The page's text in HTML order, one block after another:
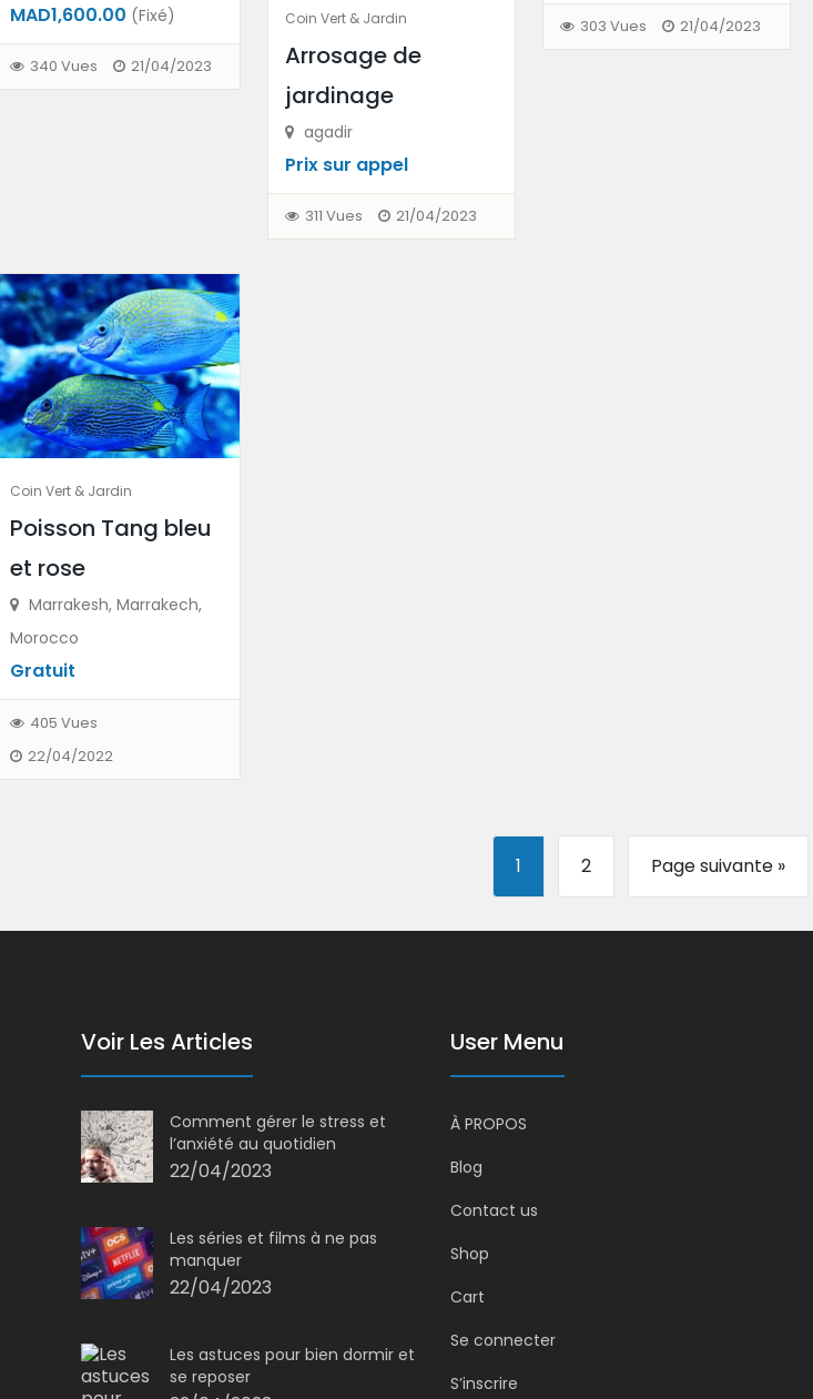
MAD1,600.00 (Fixé)
340 Vues 21/04/2023
Coin Vert & Jardin
Arrosage de
jardinage
agadir
Prix ​​sur appel
311 Vues 21/04/2023
303 Vues 21/04/2023
Coin Vert & Jardin
Poisson Tang bleu
et rose
Marrakesh, Marrakech,
Morocco
Gratuit
405 Vues
22/04/2022
1 2 Page suivante »
Voir Les Articles
Comment gérer le stress et
l’anxiété au quotidien
22/04/2023
Les séries et films à ne pas
manquer
22/04/2023
Les astuces pour bien dormir et
se reposer
User Menu
À PROPOS
Blog
Contact us
Shop
Cart
Se connecter
S’inscrire